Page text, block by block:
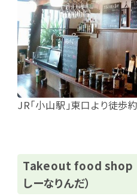
JR「小山駅」東口より徒歩
Takeout food
しーなりんだ）